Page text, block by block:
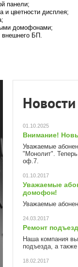
панели;
и цветности дисплея;
домофонами;
внешнего БП.
Новости
01.10.2025
Внимание!
Уважаемые
"Монолит".
оф.7.
01.10.2017
Уважаемые
домофон!
Уважаемые
24.03.2017
Ремонт
Наша компания
подъезда, а
18.02.2017